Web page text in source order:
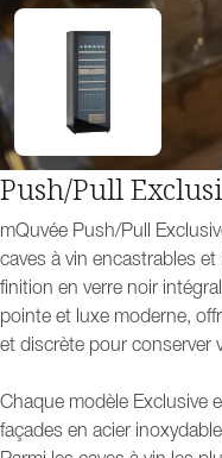
Push/Pull
mQuvée Push/Pull
caves à vin encastrables
finition en verre noir
pointe et luxe moderne,
et discrète pour conserver
Chaque modèle Exclusive
façades en acier